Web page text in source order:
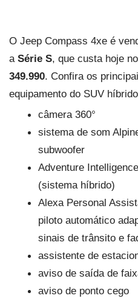
O Jeep Compass 4xe é
a Série S, que custa hoje
349.990. Confira os
equipamento do SUV
câmera 360°
sistema de som
subwoofer
Adventure
(sistema híbrido)
Alexa Personal
piloto automático
sinais de trânsito e
assistente de
aviso de saída de
aviso de ponto cego